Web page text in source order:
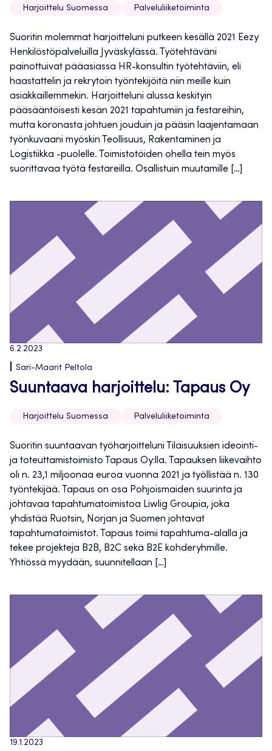
Harjoittelu Suomessa Palveluliiketoiminta
Suoritin molemmat harjoitteluni putkeen kesällä 2021 Eezy
Henkilöstöpalveluilla Jyväskylässä. Työtehtäväni
painottuivat pääasiassa HR-konsultin työtehtäviin, eli
haastattelin ja rekrytoin työntekijöitä niin meille kuin
asiakkaillemmekin. Harjoitteluni alussa keskityin
pääsääntöisesti kesän 2021 tapahtumiin ja festareihin,
mutta koronasta johtuen jouduin ja pääsin laajentamaan
työnkuvaani myöskin Teollisuus, Rakentaminen ja
Logistiikka -puolelle. Toimistotöiden ohella tein myös
suorittavaa työtä festareilla. Osallistuin muutamille […]
6.2.2023
Sari-Maarit Peltola
Suuntaava harjoittelu: Tapaus Oy
Harjoittelu Suomessa Palveluliiketoiminta
Suoritin suuntaavan työharjoitteluni Tilaisuuksien ideointi-
ja toteuttamistoimisto Tapaus Oy:lla. Tapauksen liikevaihto
oli n. 23,1 miljoonaa euroa vuonna 2021 ja työllistää n. 130
työntekijää. Tapaus on osa Pohjoismaiden suurinta ja
johtavaa tapahtumatoimistoa Liwlig Groupia, joka
yhdistää Ruotsin, Norjan ja Suomen johtavat
tapahtumatoimistot. Tapaus toimii tapahtuma-alalla ja
tekee projekteja B2B, B2C sekä B2E kohderyhmille.
Yhtiössä myydään, suunnitellaan […]
19.1.2023